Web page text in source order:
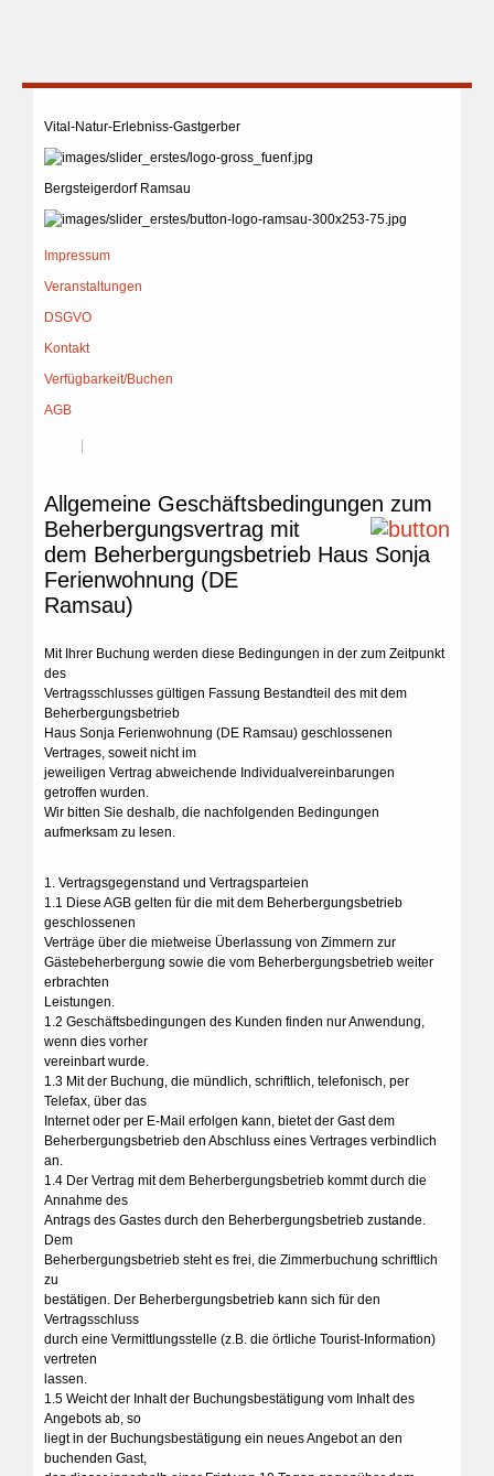
Vital-Natur-Erlebniss-Gastgerber
Bergsteigerdorf Ramsau
Impressum
Veranstaltungen
DSGVO
Kontakt
Verfügbarkeit/Buchen
AGB
Allgemeine Geschäftsbedingungen zum
Beherbergungsvertrag mit
dem Beherbergungsbetrieb Haus Sonja
Ferienwohnung (DE
Ramsau)
Mit Ihrer Buchung werden diese Bedingungen in der zum Zeitpunkt
des
Vertragsschlusses gültigen Fassung Bestandteil des mit dem
Beherbergungsbetrieb
Haus Sonja Ferienwohnung (DE Ramsau) geschlossenen
Vertrages, soweit nicht im
jeweiligen Vertrag abweichende Individualvereinbarungen
getroffen wurden.
Wir bitten Sie deshalb, die nachfolgenden Bedingungen
aufmerksam zu lesen.
1. Vertragsgegenstand und Vertragsparteien
1.1 Diese AGB gelten für die mit dem Beherbergungsbetrieb
geschlossenen
Verträge über die mietweise Überlassung von Zimmern zur
Gästebeherbergung sowie die vom Beherbergungsbetrieb weiter
erbrachten
Leistungen.
1.2 Geschäftsbedingungen des Kunden finden nur Anwendung,
wenn dies vorher
vereinbart wurde.
1.3 Mit der Buchung, die mündlich, schriftlich, telefonisch, per
Telefax, über das
Internet oder per E-Mail erfolgen kann, bietet der Gast dem
Beherbergungsbetrieb den Abschluss eines Vertrages verbindlich
an.
1.4 Der Vertrag mit dem Beherbergungsbetrieb kommt durch die
Annahme des
Antrags des Gastes durch den Beherbergungsbetrieb zustande.
Dem
Beherbergungsbetrieb steht es frei, die Zimmerbuchung schriftlich
zu
bestätigen. Der Beherbergungsbetrieb kann sich für den
Vertragsschluss
durch eine Vermittlungsstelle (z.B. die örtliche Tourist-Information)
vertreten
lassen.
1.5 Weicht der Inhalt der Buchungsbestätigung vom Inhalt des
Angebots ab, so
liegt in der Buchungsbestätigung ein neues Angebot an den
buchenden Gast,